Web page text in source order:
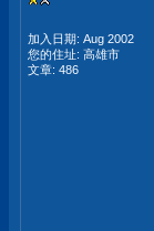
加入日期: Aug 2002
您的住址: 高雄市
文章: 486